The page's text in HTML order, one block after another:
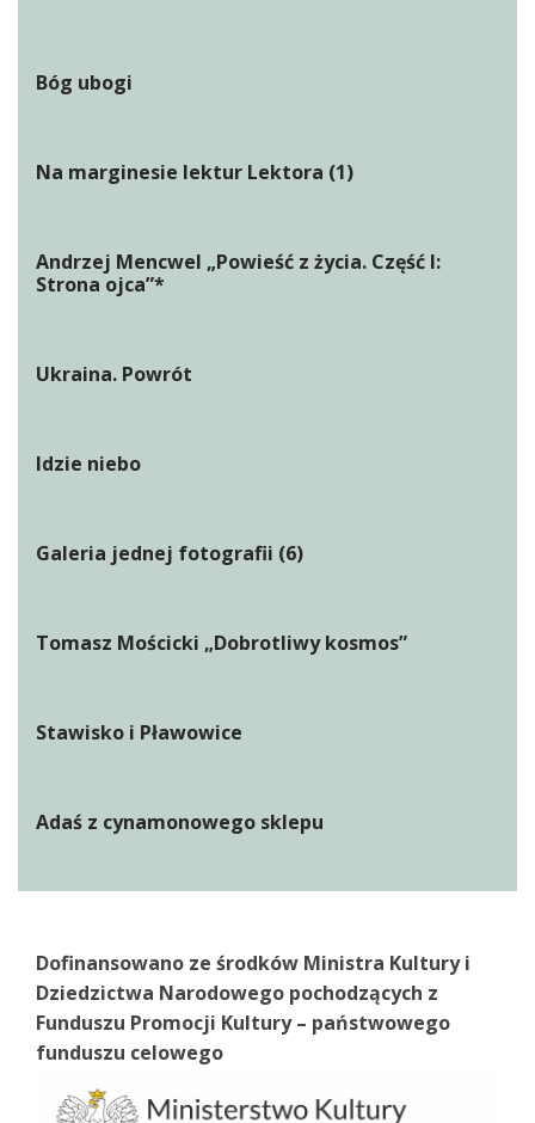
Bóg ubogi
Na marginesie lektur Lektora (1)
Andrzej Mencwel „Powieść z życia. Część I:
Strona ojca”*
Ukraina. Powrót
Idzie niebo
Galeria jednej fotografii (6)
Tomasz Mościcki „Dobrotliwy kosmos”
Stawisko i Pławowice
Adaś z cynamonowego sklepu
Dofinansowano ze środków Ministra Kultury i
Dziedzictwa Narodowego pochodzących z
Funduszu Promocji Kultury – państwowego
funduszu celowego